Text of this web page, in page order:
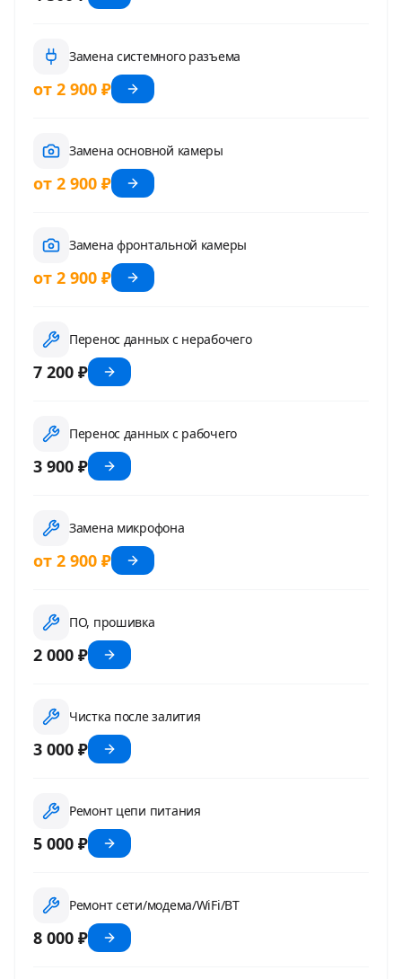
Замена системного разъема
от 2 900 ₽
Замена основной камеры
от 2 900 ₽
Замена фронтальной камеры
от 2 900 ₽
Перенос данных с нерабочего
7 200 ₽
Перенос данных с рабочего
3 900 ₽
Замена микрофона
от 2 900 ₽
ПО, прошивка
2 000 ₽
Чистка после залития
3 000 ₽
Ремонт цепи питания
5 000 ₽
Ремонт сети/модема/WiFi/BT
8 000 ₽